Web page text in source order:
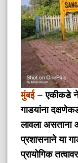
मुंबई – एकीकडे
गाडयांना
लावला
प्रशासनाने या
प्रायोगिक